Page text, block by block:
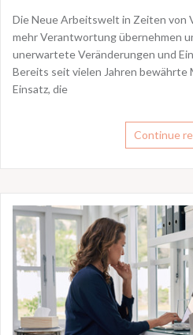
Die Neue Arbeitswelt in Zeiten von
mehr Verantwortung übernehmen
unerwartete Veränderungen und
Bereits seit vielen Jahren bewährte
Einsatz, die
Continue